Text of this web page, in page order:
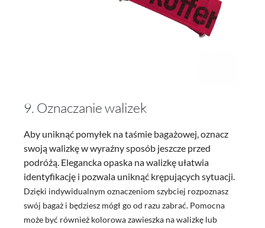
9. Oznaczanie walizek
Aby uniknąć pomyłek na taśmie bagażowej, oznacz
swoją walizkę w wyraźny sposób jeszcze przed
podróżą. Elegancka opaska na walizkę ułatwia
identyfikację i pozwala uniknąć krępujących sytuacji.
Dzięki indywidualnym oznaczeniom szybciej rozpoznasz
swój bagaż i będziesz mógł go od razu zabrać. Pomocna
może być również kolorowa zawieszka na walizkę lub